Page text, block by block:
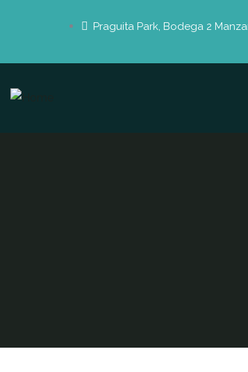
Praguita Park, Bodega 2